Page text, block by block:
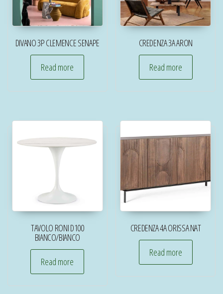
DIVANO 3P CLEMENCE SENAPE
Read more
CREDENZA 3A ARON
Read more
TAVOLO RONI D100
BIANCO/BIANCO
Read more
CREDENZA 4A ORISSA NAT
Read more